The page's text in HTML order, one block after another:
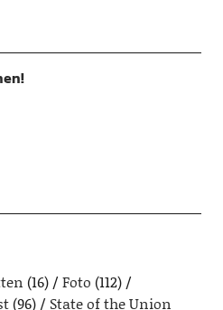
(16) Foto (112)
(96) State of the Union